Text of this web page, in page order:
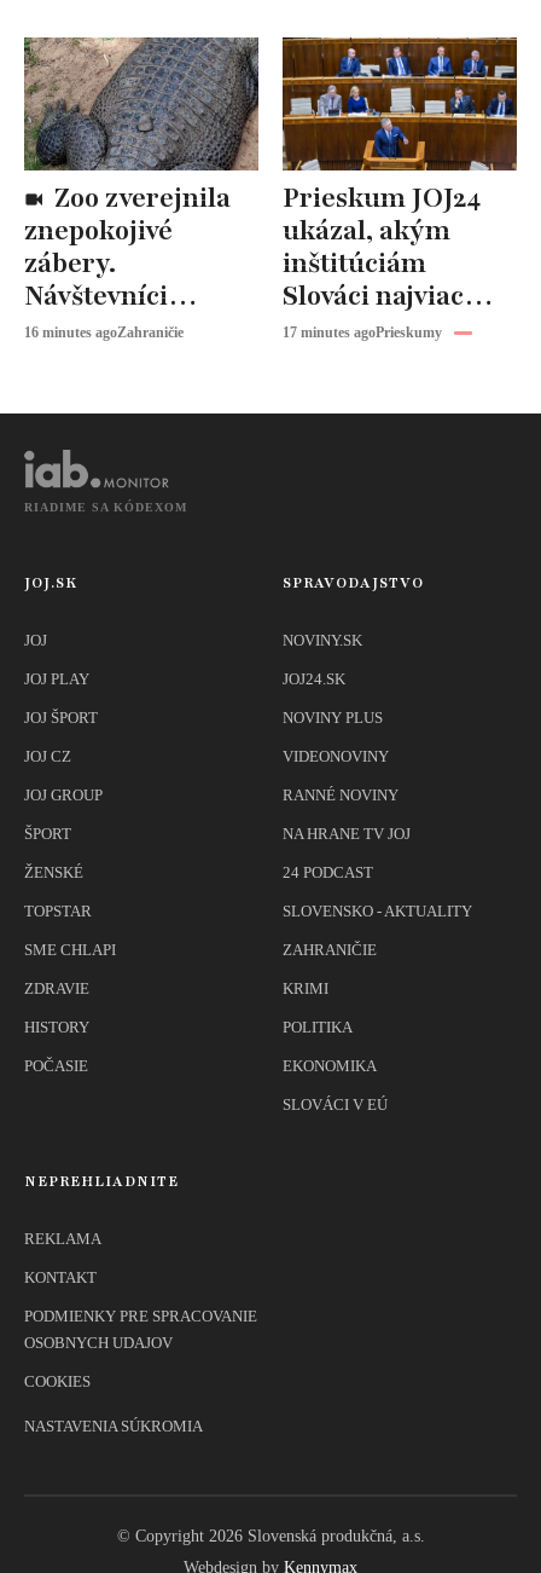
znepokojivé
zábery.
Návštevníci
hádzali po
16 minutes agoZahraničie
Prieskum JOJ24
ukázal, akým
inštitúciám
Slováci najviac
veria. Vláda a
17 minutes agoPrieskumy
RIADIME SA KÓDEXOM
JOJ.SK
JOJ
JOJ PLAY
JOJ ŠPORT
JOJ CZ
JOJ GROUP
ŠPORT
ŽENSKÉ
TOPSTAR
SME CHLAPI
ZDRAVIE
HISTORY
POČASIE
SPRAVODAJSTVO
NOVINY.SK
JOJ24.SK
NOVINY PLUS
VIDEONOVINY
RANNÉ NOVINY
NA HRANE TV JOJ
24 PODCAST
SLOVENSKO - AKTUALITY
ZAHRANIČIE
KRIMI
POLITIKA
EKONOMIKA
SLOVÁCI V EÚ
NEPREHLIADNITE
REKLAMA
KONTAKT
PODMIENKY PRE SPRACOVANIE
OSOBNYCH UDAJOV
COOKIES
NASTAVENIA SÚKROMIA
© Copyright 2026 Slovenská produkčná, a.s.
Webdesign by Kennymax